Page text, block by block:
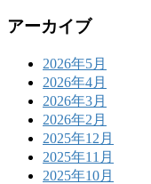
アーカイブ
2026年5月
2026年4月
2026年3月
2026年2月
2025年12月
2025年11月
2025年10月